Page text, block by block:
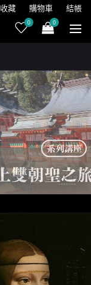
收藏 購物車 結帳
0 0